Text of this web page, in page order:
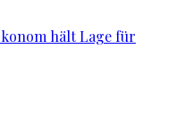
hält Lage für